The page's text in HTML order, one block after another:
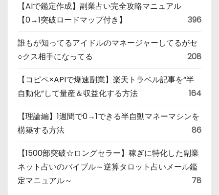
【AIで鑑定作成】副業占い完全攻略マニュアル
【0→1突破ロードマップ付き】
396
誰もが知ってるアイドルのマネージャーしてるがセ
○クス相手になってる
208
【コピペ×APIで爆速副業】楽天トラベル記事を“半
自動化”して量産＆収益化する方法
164
【理論編】1週間で0→1できる半自動マネーマシンを
構築する方法
86
【1500部突破☆ロングセラー】稼ぎに特化した副業
ネット占いのバイブル～逆算タロット占いメール鑑
定マニュアル～
78